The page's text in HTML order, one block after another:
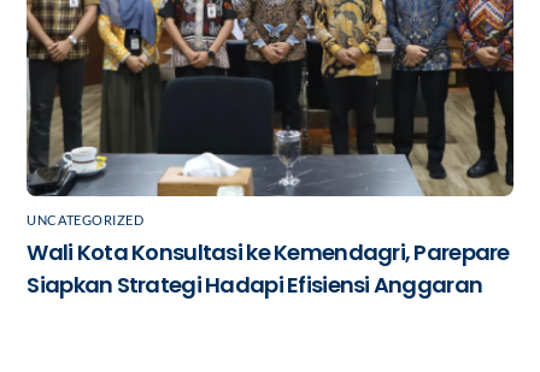
UNCATEGORIZED
Wali Kota Konsultasi ke Kemendagri, Parepare
Siapkan Strategi Hadapi Efisiensi Anggaran